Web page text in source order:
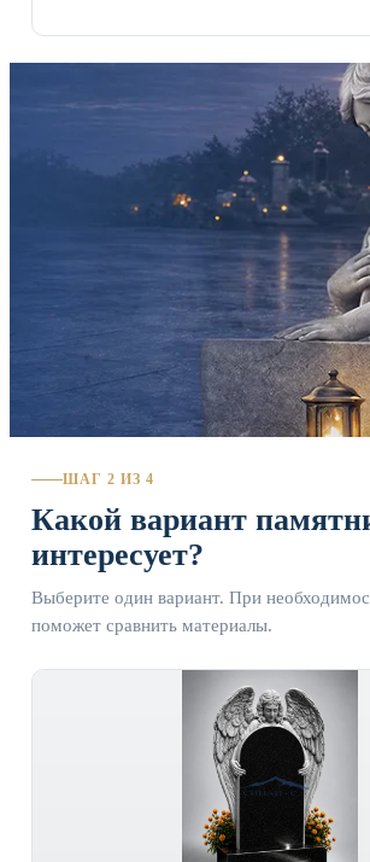
ШАГ 2 ИЗ 4
Какой вариант
интересует?
Выберите один вариант. При
поможет сравнить материалы.